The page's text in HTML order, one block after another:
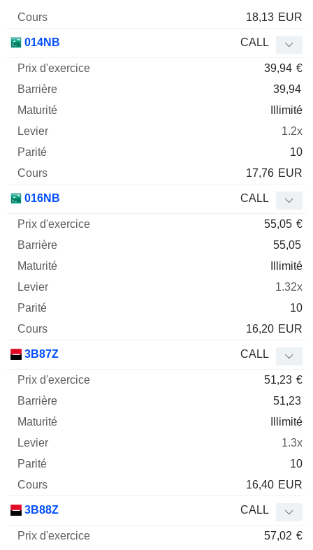
18,13 EUR
014NB CALL
39,94 €
39,94
Illimité
1.2x
10
17,76 EUR
016NB CALL
55,05 €
55,05
Illimité
1.32x
10
16,20 EUR
3B87Z CALL
51,23 €
51,23
Illimité
1.3x
10
16,40 EUR
3B88Z CALL
57,02 €